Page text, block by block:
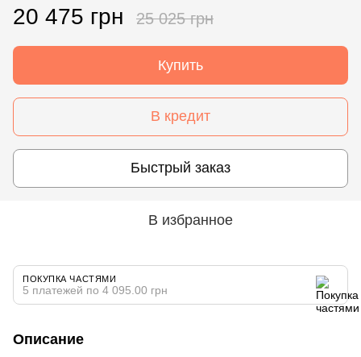
20 475 грн 25 025 грн
Купить
В кредит
Быстрый заказ
В избранное
ПОКУПКА ЧАСТЯМИ
5 платежей по 4 095.00 грн
Описание